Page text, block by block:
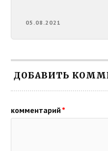
05.08.2021
ДОБАВИТЬ
комментарий *